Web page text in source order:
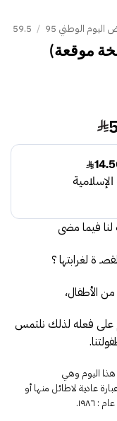
الوطني 95 /
59.5
السعر
الحالي
هو:
58.00.
فيما مضى
ة لغرابتها ؟
الأطفال،
على فعله لذلك نلتمس
هذا اليوم وهي
عادية لاطائل منها أو
١٩٨٦.